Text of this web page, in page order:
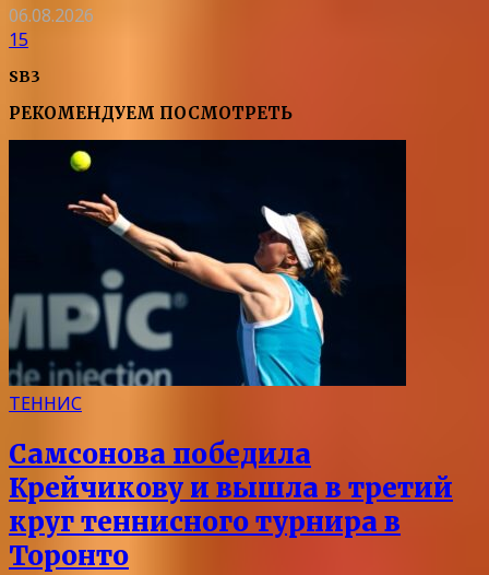
06.08.2026
15
SB3
РЕКОМЕНДУЕМ ПОСМОТРЕТЬ
ТЕННИС
Самсонова победила
Крейчикову и вышла в третий
круг теннисного турнира в
Торонто